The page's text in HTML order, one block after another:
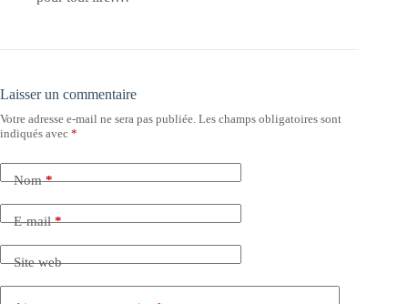
Laisser un commentaire
Votre adresse e-mail ne sera pas publiée. Les champs obligatoires sont
indiqués avec *
Nom*
E-mail*
Site web